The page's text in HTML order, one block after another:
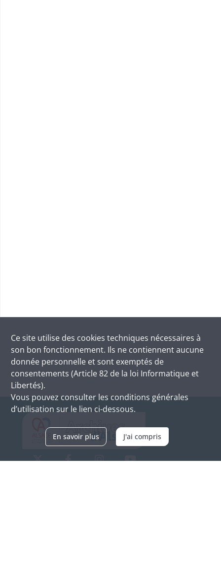
Ce site utilise des cookies techniques nécessaires à
son bon fonctionnement. Ils ne contiennent aucune
donnée personnelle et sont exemptés de
consentements (Article 82 de la loi Informatique et
Libertés).
Vous pouvez consulter les conditions générales
d’utilisation sur le lien ci-dessous.
En savoir plus J'ai compris